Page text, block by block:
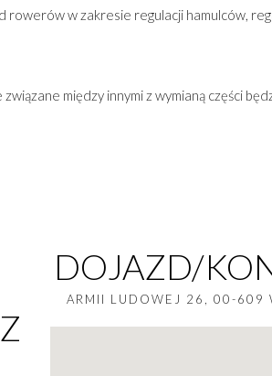
rowerów w zakresie regulacji hamulców,
między innymi z wymianą części
DOJAZD/
ARMII LUDOWEJ 26, 00-609